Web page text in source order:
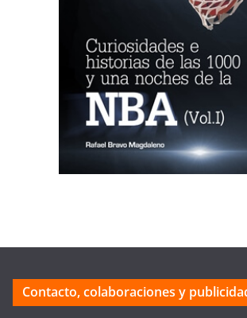
Contacto, colaboraciones y